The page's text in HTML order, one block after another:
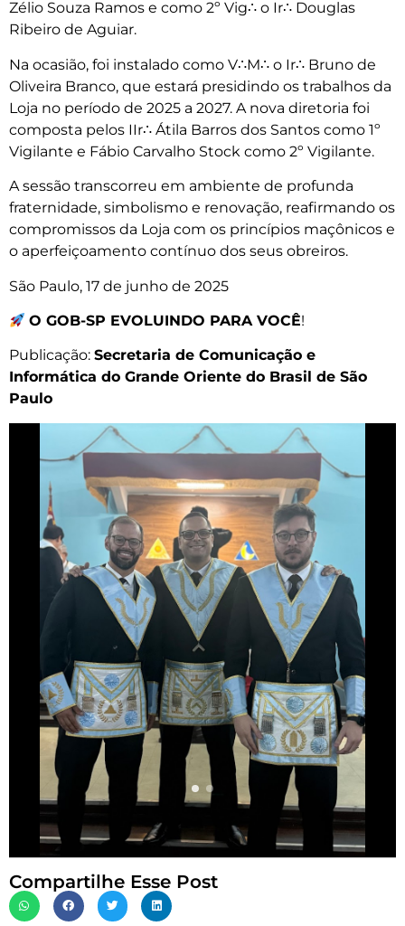
Zélio Souza Ramos e como 2º Vig∴ o Ir∴ Douglas
Ribeiro de Aguiar.
Na ocasião, foi instalado como V∴M∴ o Ir∴ Bruno de
Oliveira Branco, que estará presidindo os trabalhos da
Loja no período de 2025 a 2027. A nova diretoria foi
composta pelos IIr∴ Átila Barros dos Santos como 1º
Vigilante e Fábio Carvalho Stock como 2º Vigilante.
A sessão transcorreu em ambiente de profunda
fraternidade, simbolismo e renovação, reafirmando os
compromissos da Loja com os princípios maçônicos e
o aperfeiçoamento contínuo dos seus obreiros.
São Paulo, 17 de junho de 2025
O GOB-SP EVOLUINDO PARA VOCÊ!
Publicação: Secretaria de Comunicação e
Informática do Grande Oriente do Brasil de São
Paulo
Compartilhe Esse Post